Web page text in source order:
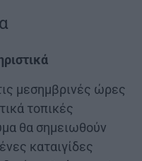
μεσημβρινές ώρες
τοπικές
θα σημειωθούν
καταιγίδες